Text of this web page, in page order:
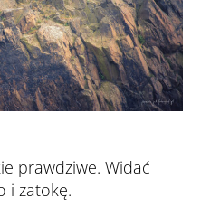
prawdziwe. Widać
i zatokę.